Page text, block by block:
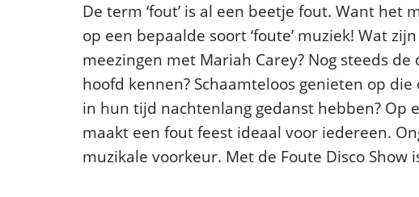
De term ‘fout’ is al een beetje fout. Want het
op een bepaalde soort ‘foute’ muziek! Wat
meezingen met Mariah Carey? Nog steeds
hoofd kennen? Schaamteloos genieten op
in hun tijd nachtenlang gedanst hebben? Op
maakt een fout feest ideaal voor iedereen.
muzikale voorkeur. Met de Foute Disco Show